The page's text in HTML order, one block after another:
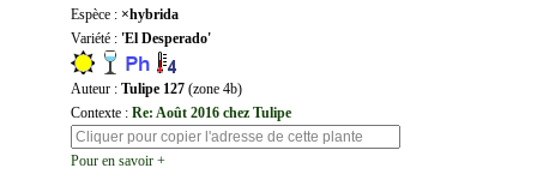
Espèce : ×hybrida
Variété : 'El Desperado'
Auteur : Tulipe 127 (zone 4b)
Contexte : Re: Août 2016 chez Tulipe
Pour en savoir +